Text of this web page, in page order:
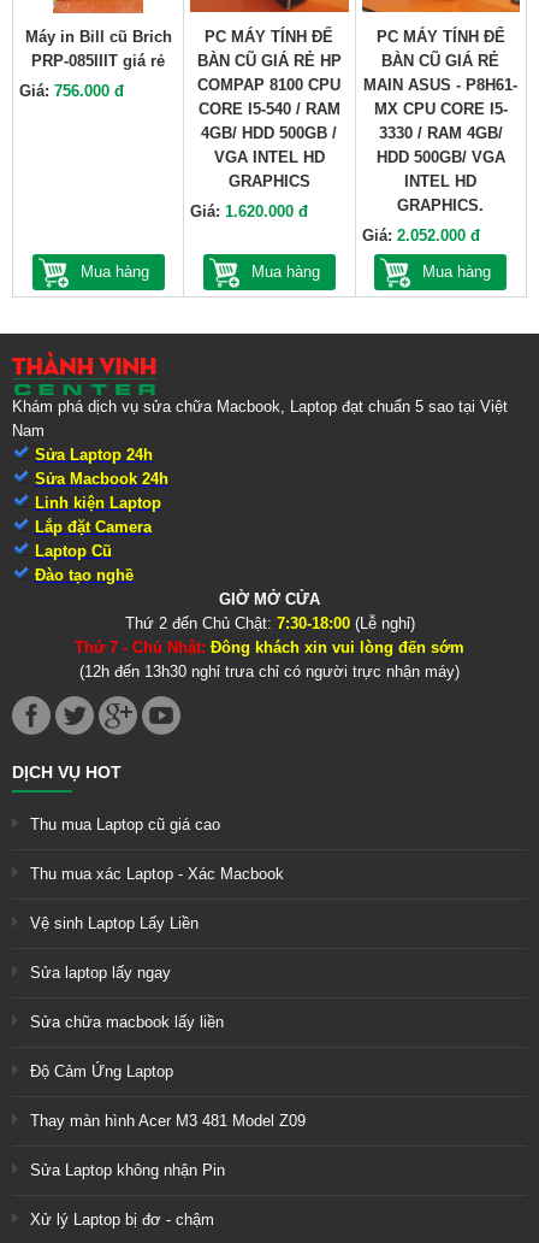
Máy in Bill cũ Brich
PRP-085IIIT giá rẻ
Giá: 756.000 đ
Mua hàng
PC MÁY TÍNH ĐỂ
BÀN CŨ GIÁ RẺ HP
COMPAP 8100 CPU
CORE I5-540 / RAM
4GB/ HDD 500GB /
VGA INTEL HD
GRAPHICS
Giá:1.620.000 đ
Mua hàng
PC MÁY TÍNH ĐỂ
BÀN CŨ GIÁ RẺ
MAIN ASUS - P8H61-
MX CPU CORE I5-
3330 / RAM 4GB/
HDD 500GB/ VGA
INTEL HD
GRAPHICS.
Giá: 2.052.000 đ
Mua hàng
Khám phá dịch vụ sửa chữa Macbook, Laptop đạt chuẩn 5 sao tại Việt
Nam
Sửa Laptop 24h
Sửa Macbook 24h
Linh kiện Laptop
Lắp đặt Camera
Laptop Cũ
Đào tạo nghề
GIỜ MỞ CỬA
Thứ 2 đến Chủ Chật: 7:30-18:00(Lễ nghỉ)
Thứ 7 - Chủ Nhật: Đông khách xin vui lòng đến sớm
(12h đến 13h30 nghỉ trưa chỉ có người trực nhận máy)
DỊCH VỤ HOT
Thu mua Laptop cũ giá cao
Thu mua xác Laptop - Xác Macbook
Vệ sinh Laptop Lấy Liền
Sửa laptop lấy ngay
Sửa chữa macbook lấy liền
Độ Cảm Ứng Laptop
Thay màn hình Acer M3 481 Model Z09
Sửa Laptop không nhận Pin
Xử lý Laptop bị đơ - chậm